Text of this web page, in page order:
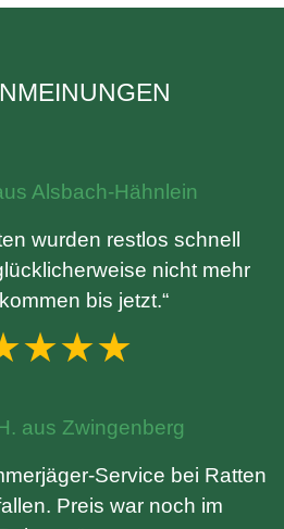
Alsbach-Hähnlein
wurden restlos schnell
nicht mehr
bis jetzt.“
aus Zwingenberg
Service bei Ratten
Preis war noch im